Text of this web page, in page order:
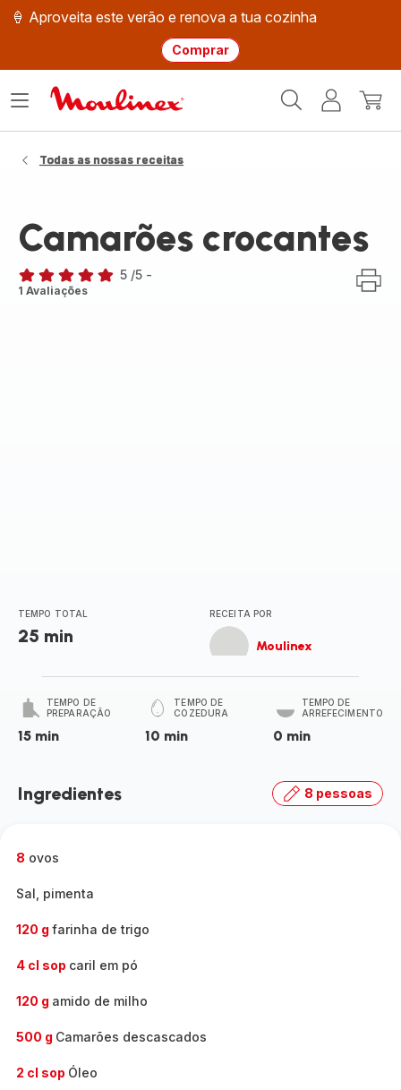
🍦 Aproveita este verão e renova a tua cozinha
Comprar
Moulinex
O
Abrir
Todas as nossas receitas
Camarões crocantes
Avaliações
5 /5 -
1 Avaliações
TEMPO TOTAL
25 min
RECEITA POR
Moulinex
TEMPO DE
PREPARAÇÃO
15 min
TEMPO DE
COZEDURA
10 min
TEMPO DE
ARREFECIMENTO
0 min
Ingredientes 8 pessoas
8 ovos
Sal, pimenta
120 g farinha de trigo
4 cl sop caril em pó
120 g amido de milho
500 g Camarões descascados
2 cl sop Óleo